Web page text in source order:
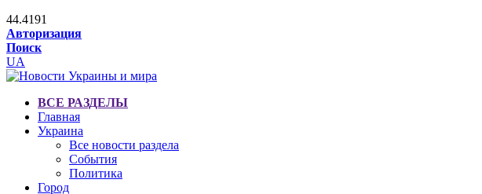
44.4191
Авторизация
Поиск
UA
ВСЕ РАЗДЕЛЫ
Главная
Украина
Все новости раздела
События
Политика
Город